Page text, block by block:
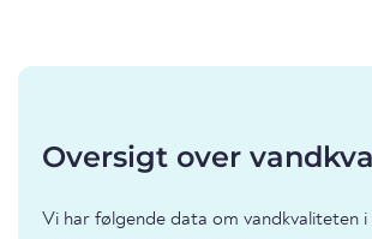
Oversigt over
Vi har følgende data om vandkvaliteten